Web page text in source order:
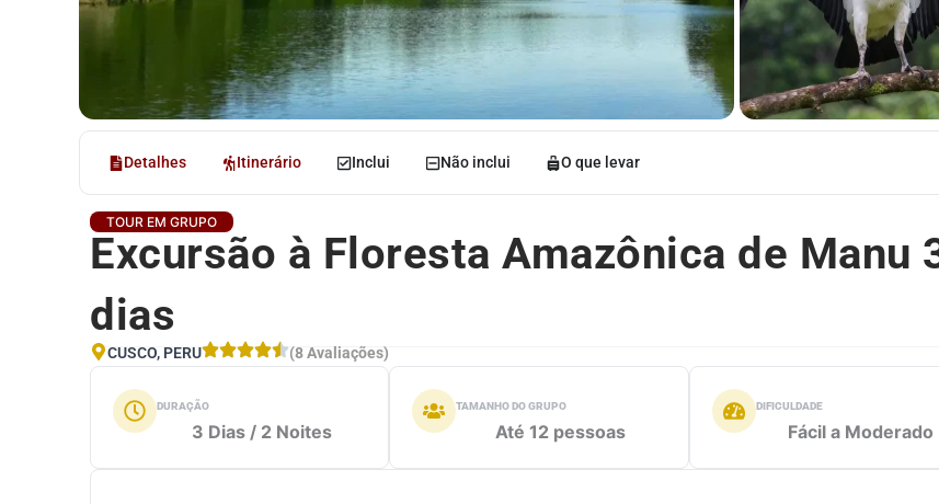
Detalhes Itinerário Inclui Não inclui O que levar
TOUR EM GRUPO
Excursão à Floresta Amazônica de Manu
dias
CUSCO, PERU (8 Avaliações)
DURAÇÃO
3 Dias / 2 Noites
TAMANHO DO GRUPO
Até 12 pessoas
DIFICULDADE
Fácil a Moderado